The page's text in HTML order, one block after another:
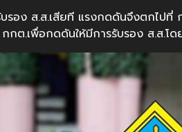
รอง ส.ส.เสียที แรงกดดันจึงตกไปที่
กต.เพื่อกดดันให้มีการรับรอง ส.ส.โด